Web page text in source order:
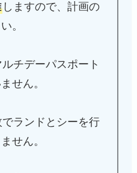
しますので、計画の
。
チデーパスポート
せん。
ランドとシーを行
せん。